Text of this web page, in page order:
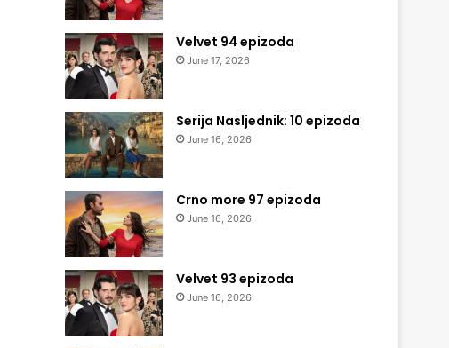
Velvet 94 epizoda
June 17, 2026
Serija Nasljednik: 10 epizoda
June 16, 2026
Crno more 97 epizoda
June 16, 2026
Velvet 93 epizoda
June 16, 2026